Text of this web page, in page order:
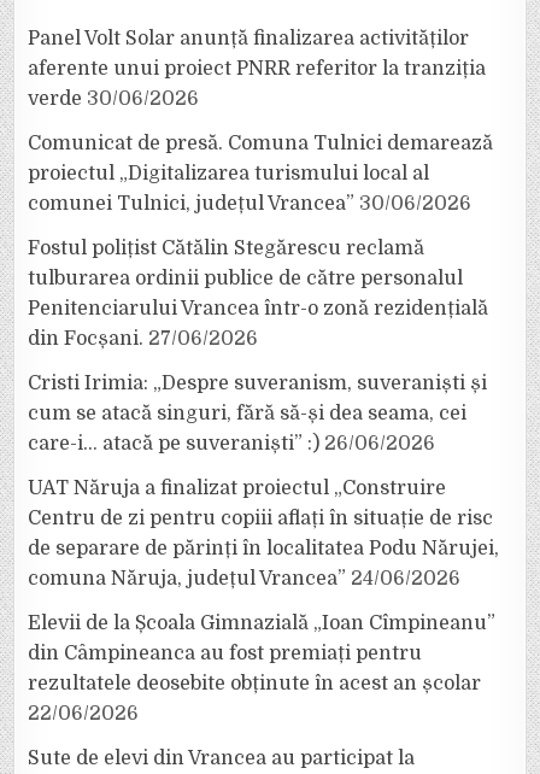
Panel Volt Solar anunță finalizarea activităților
aferente unui proiect PNRR referitor la tranziția
verde 30/06/2026
Comunicat de presă. Comuna Tulnici demarează
proiectul „Digitalizarea turismului local al
comunei Tulnici, județul Vrancea” 30/06/2026
Fostul polițist Cătălin Stegărescu reclamă
tulburarea ordinii publice de către personalul
Penitenciarului Vrancea într-o zonă rezidențială
din Focșani. 27/06/2026
Cristi Irimia: „Despre suveranism, suveraniști și
cum se atacă singuri, fără să-și dea seama, cei
care-i… atacă pe suveraniști” :) 26/06/2026
UAT Năruja a finalizat proiectul „Construire
Centru de zi pentru copiii aflați în situație de risc
de separare de părinți în localitatea Podu Nărujei,
comuna Năruja, județul Vrancea” 24/06/2026
Elevii de la Școala Gimnazială „Ioan Cîmpineanu”
din Câmpineanca au fost premiați pentru
rezultatele deosebite obținute în acest an școlar
22/06/2026
Sute de elevi din Vrancea au participat la